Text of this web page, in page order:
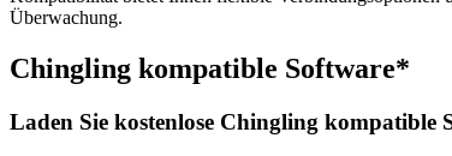
Überwachung.
Chingling kompatible Software*
Laden Sie kostenlose Chingling kompatible